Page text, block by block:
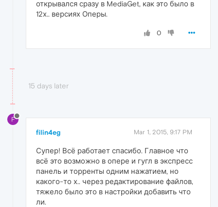
открывался сразу в MediaGet, как это было в
12х.. версиях Оперы.
0
15 days later
F
filin4eg Mar 1, 2015, 9:17 PM
Супер! Всё работает спасибо. Главное что
всё это возможно в опере и гугл в экспресс
панель и торренты одним нажатием, но
какого-то х.. через редактирование файлов,
тяжело было это в настройки добавить что
ли.